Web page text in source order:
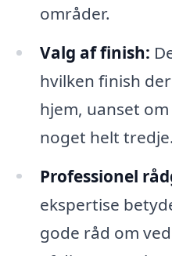
områder.
Valg af finish:
hvilken finish
hjem, uanset
noget helt tredje.
Professionel
ekspertise
gode råd om